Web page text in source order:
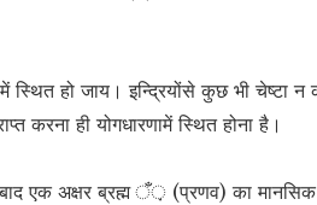
स्थित हो जाय। इन्द्रियोंसे कुछ भी चेष्टा
करना ही योगधारणामें स्थित होना है।
एक अक्षर ब्रह्म ँ़ (प्रणव) का मानसिक